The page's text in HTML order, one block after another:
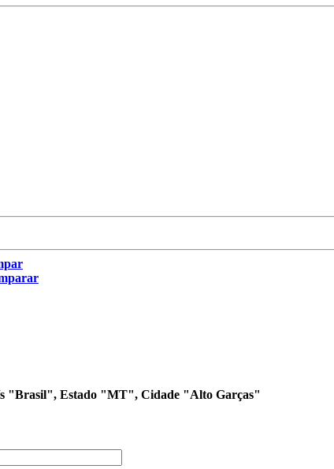
"Brasil", Estado "MT", Cidade "Alto Garças"